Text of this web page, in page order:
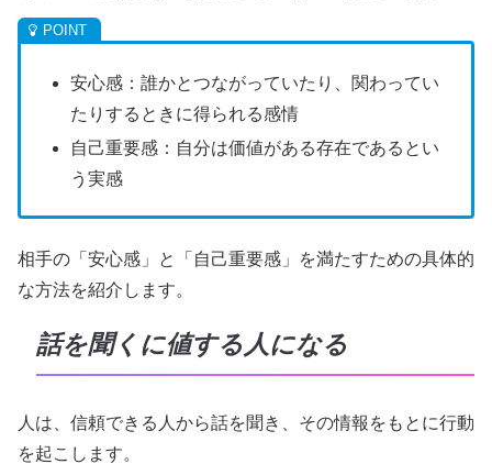
安心感：誰かとつながっていたり、関わってい
たりするときに得られる感情
自己重要感：自分は価値がある存在であるとい
う実感
相手の「安心感」と「自己重要感」を満たすための具体的
な方法を紹介します。
話を聞くに値する人になる
人は、信頼できる人から話を聞き、その情報をもとに行動
を起こします。